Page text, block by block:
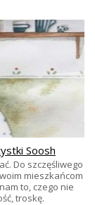
Soosh
Do szczęśliwego
mieszkańcom
to, czego nie
troskę.